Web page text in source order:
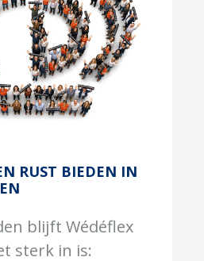
RUST BIEDEN IN
blijft Wédéflex
sterk in is: